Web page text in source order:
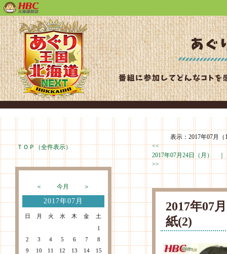
ＴＯＰ（全件表示）
＜ 今月 ＞
2017年07月
日 月 火 水 木 金
土
1
2
3 4 5 6 7
8
9
10 11 12 13 14
15
表示：2017年07月（
<<
2017年07月24日（月）
>>
2017年
紙(2)